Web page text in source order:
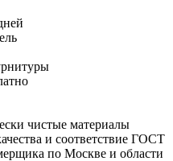
чистые материалы
и соответствие ГОСТ
по Москве и области